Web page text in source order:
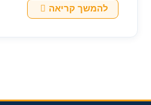
להמשך קריאההאם
רשתות